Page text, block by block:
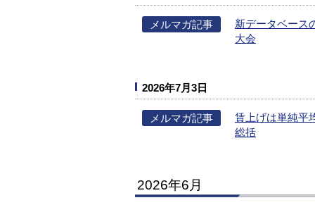
メルマガ記事
新データベース
大会
2026年7月3日
メルマガ記事
賃上げは単純平
総括
2026年6月